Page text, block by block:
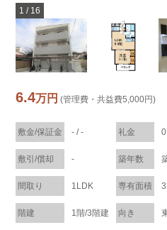
1 / 16
6.4万円 (管理費・共益費5,000円)
敷金/保証金 - / - 礼金
敷引/償却 - 築年数
間取り 1LDK 専有面積
階建 1階/3階建 向き